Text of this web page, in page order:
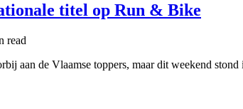
titel op Run & Bike
read
aan de Vlaamse toppers, maar dit weekend